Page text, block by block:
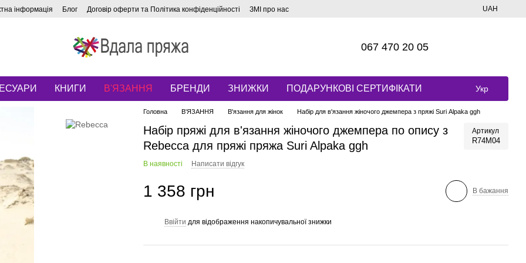
інформація Блог Договір оферти та Політика конфіденційності ЗМІ про нас UAH
067 470 20 05
КНИГИ В'ЯЗАННЯ БРЕНДИ ЗНИЖКИ ПОДАРУНКОВІ СЕРТИФІКАТИ Укр
Головна В'ЯЗАННЯ В'язання для жінок Набір для в'язання жіночого джемпера з пряжі Surі Alpaka ggh
Набір пряжі для в'язання жіночого джемпера по опису з
Rebecca для пряжі пряжа Suri Alpaka ggh
Артикул
R74M04
В наявності Написати відгук
1 358 грн В бажання
Ввійти для відображення накопичувальної знижки